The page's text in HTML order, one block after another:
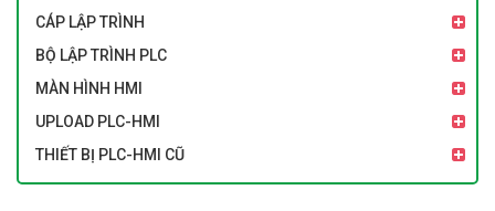
CÁP LẬP TRÌNH
BỘ LẬP TRÌNH PLC
MÀN HÌNH HMI
UPLOAD PLC-HMI
THIẾT BỊ PLC-HMI CŨ